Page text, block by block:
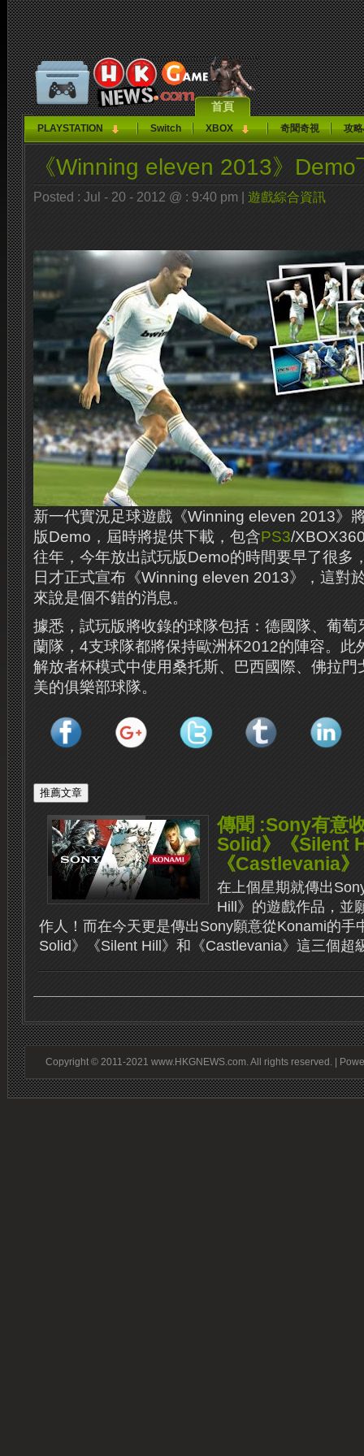
首頁
PLAYSTATION Switch XBOX 奇聞奇視 攻
《Winning eleven 2013》
Posted : Jul - 20 - 2012 @ : 9:40 pm | 遊戲綜合資訊
新一代實況足球遊戲《Winning eleven 2013》
版Demo，屆時將提供下載，包含PS3/
往年，今年放出試玩版Demo的時間要早了很多
日才正式宣布《Winning eleven 2013》，這對
來說是個不錯的消息。
據悉，試玩版將收錄的球隊包括：德國隊、葡萄
蘭隊，4支球隊都將保持歐洲杯2012的陣容。此
解放者杯模式中使用桑托斯、巴西國際、佛拉
美的俱樂部球隊。
傳聞 :Sony有意
Solid》《Silent
《Castlevania》
在上個星期就傳出
Hill》的遊戲作品，並
作人！而在今天更是傳出Sony願意從Konami的手
Solid》《Silent Hill》和《Castlevania》這三個超
Copyright © 2011-2021 www.HKGNEWS.com. All rights reserved. |